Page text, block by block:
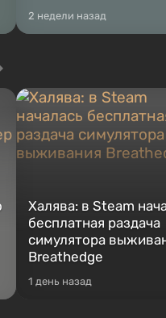
2 недели назад
Халява: в Steam
бесплатная раздача
симулятора
Breathedge
1 день назад